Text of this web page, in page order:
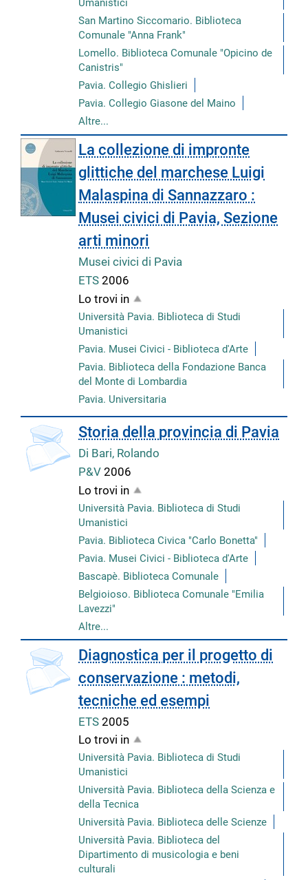
Umanistici
San Martino Siccomario. Biblioteca
Comunale "Anna Frank"
Lomello. Biblioteca Comunale "Opicino de
Canistris"
Pavia. Collegio Ghislieri
Pavia. Collegio Giasone del Maino
Altre...
La collezione di impronte
glittiche del marchese Luigi
Malaspina di Sannazzaro :
Musei civici di Pavia, Sezione
arti minori
Musei civici di Pavia
ETS2006
Lo trovi in
Università Pavia. Biblioteca di Studi
Umanistici
Pavia. Musei Civici - Biblioteca d'Arte
Pavia. Biblioteca della Fondazione Banca
del Monte di Lombardia
Pavia. Universitaria
copertina Storia della provincia di Pavia
Di Bari, Rolando
P&V2006
Lo trovi in
Università Pavia. Biblioteca di Studi
Umanistici
Pavia. Biblioteca Civica "Carlo Bonetta"
Pavia. Musei Civici - Biblioteca d'Arte
Bascapè. Biblioteca Comunale
Belgioioso. Biblioteca Comunale "Emilia
Lavezzi"
Altre...
Diagnostica per il progetto di
conservazione : metodi,
tecniche ed esempi
ETS2005
Lo trovi in
Università Pavia. Biblioteca di Studi
Umanistici
Università Pavia. Biblioteca della Scienza e
della Tecnica
Università Pavia. Biblioteca delle Scienze
Università Pavia. Biblioteca del
Dipartimento di musicologia e beni
culturali